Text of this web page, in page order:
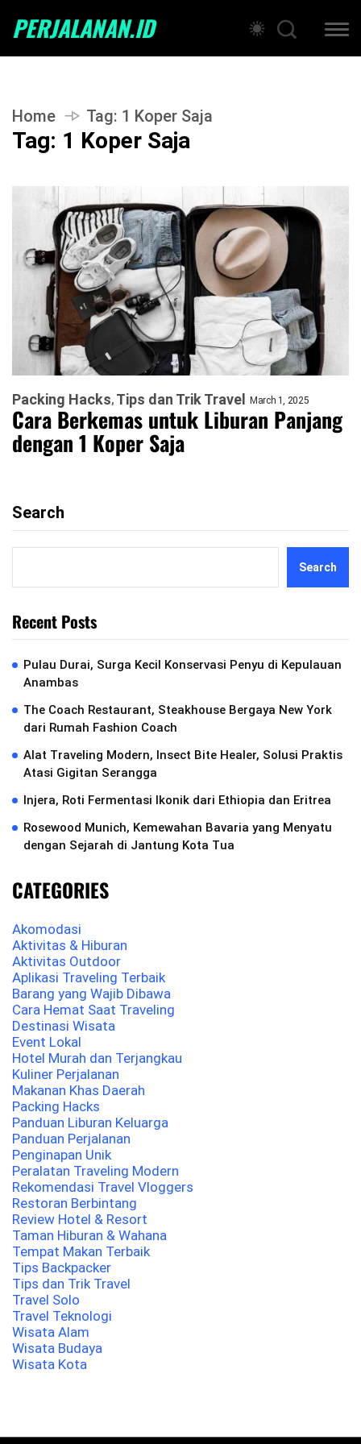
PERJALANAN.ID
Home Tag: 1 Koper Saja
Tag: 1 Koper Saja
Packing Hacks Tips dan Trik Travel March 1, 2025
Cara Berkemas untuk Liburan Panjang
dengan 1 Koper Saja
Search
Search
Recent Posts
Pulau Durai, Surga Kecil Konservasi Penyu di Kepulauan
Anambas
The Coach Restaurant, Steakhouse Bergaya New York
dari Rumah Fashion Coach
Alat Traveling Modern, Insect Bite Healer, Solusi Praktis
Atasi Gigitan Serangga
Injera, Roti Fermentasi Ikonik dari Ethiopia dan Eritrea
Rosewood Munich, Kemewahan Bavaria yang Menyatu
dengan Sejarah di Jantung Kota Tua
CATEGORIES
Akomodasi
Aktivitas & Hiburan
Aktivitas Outdoor
Aplikasi Traveling Terbaik
Barang yang Wajib Dibawa
Cara Hemat Saat Traveling
Destinasi Wisata
Event Lokal
Hotel Murah dan Terjangkau
Kuliner Perjalanan
Makanan Khas Daerah
Packing Hacks
Panduan Liburan Keluarga
Panduan Perjalanan
Penginapan Unik
Peralatan Traveling Modern
Rekomendasi Travel Vloggers
Restoran Berbintang
Review Hotel & Resort
Taman Hiburan & Wahana
Tempat Makan Terbaik
Tips Backpacker
Tips dan Trik Travel
Travel Solo
Travel Teknologi
Wisata Alam
Wisata Budaya
Wisata Kota